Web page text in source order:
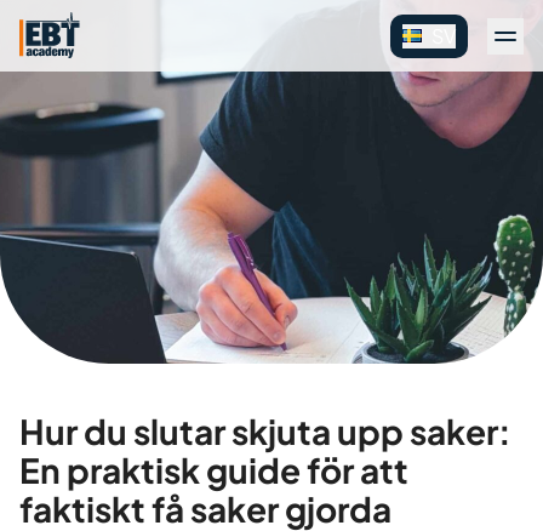
Hur du slutar skjuta upp saker:
En praktisk guide för att
faktiskt få saker gjorda